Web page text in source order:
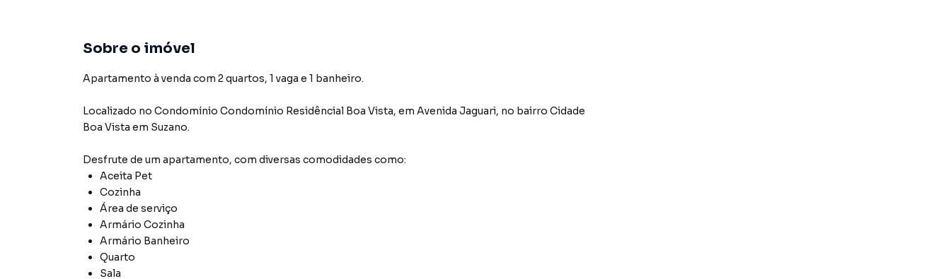
Sobre o imóvel
Apartamento à venda com 2 quartos, 1 vaga e 1 banheiro.
Localizado no Condomínio Condomínio Residêncial Boa Vista, em Avenida Jaguari, no bairro Cidade
Boa Vista em Suzano.
Desfrute de um apartamento, com diversas comodidades como:
Aceita Pet
Cozinha
Área de serviço
Armário Cozinha
Armário Banheiro
Quarto
Sala